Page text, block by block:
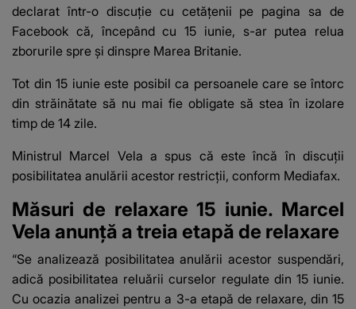
declarat într-o discuție cu cetățenii pe pagina sa de
Facebook că, începând cu 15 iunie, s-ar putea relua
zborurile spre și dinspre Marea Britanie.
Tot din 15 iunie este posibil ca persoanele care se întorc
din străinătate să nu mai fie obligate să stea în izolare
timp de 14 zile.
Ministrul Marcel Vela a spus că este încă în discuții
posibilitatea anulării acestor restricții, conform Mediafax.
Măsuri de relaxare 15 iunie. Marcel
Vela anunţă a treia etapă de relaxare
“Se analizează posibilitatea anulării acestor suspendări,
adică posibilitatea reluării curselor regulate din 15 iunie.
Cu ocazia analizei pentru a 3-a etapă de relaxare, din 15